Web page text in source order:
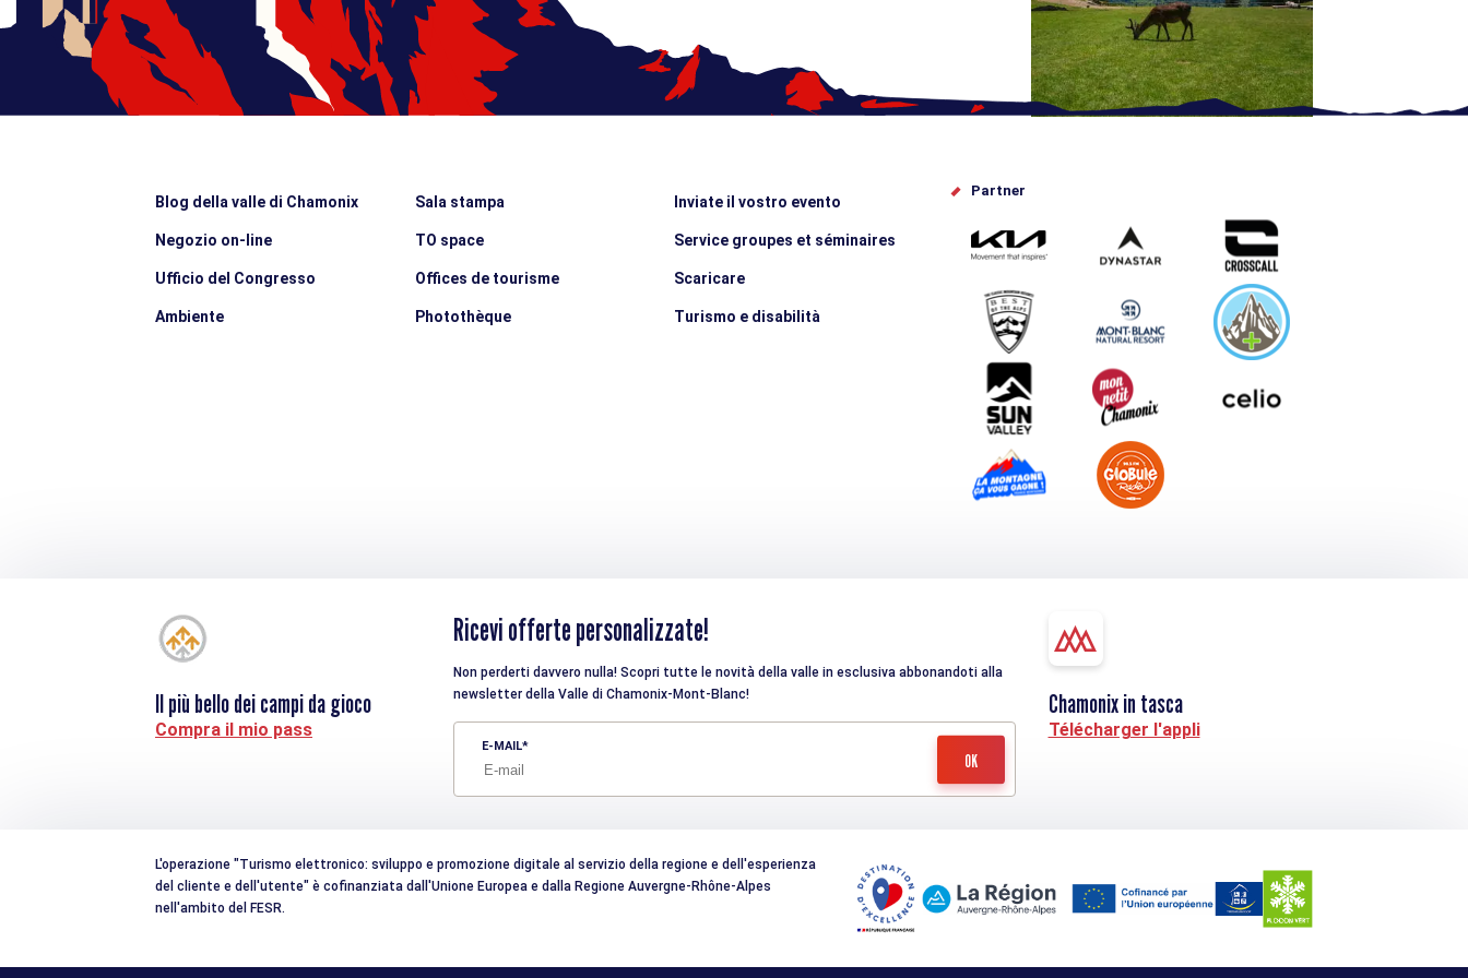
Blog della valle di Chamonix
Negozio on-line
Ufficio del Congresso
Ambiente
Sala stampa
TO space
Offices de tourisme
Photothèque
Inviate il vostro evento
Service groupes et séminaires
Scaricare
Turismo e disabilità
Partner
Il più bello dei campi da gioco
Compra il mio pass
Ricevi offerte personalizzate!
Non perderti davvero nulla! Scopri tutte le novità della valle in esclusiva abbonandoti alla
newsletter della Valle di Chamonix-Mont-Blanc!
E-MAIL
Chamonix in tasca
Télécharger l'appli
L'operazione "Turismo elettronico: sviluppo e promozione digitale al servizio della regione e dell'esperienza
del cliente e dell'utente" è cofinanziata dall'Unione Europea e dalla Regione Auvergne-Rhône-Alpes
nell'ambito del FESR.